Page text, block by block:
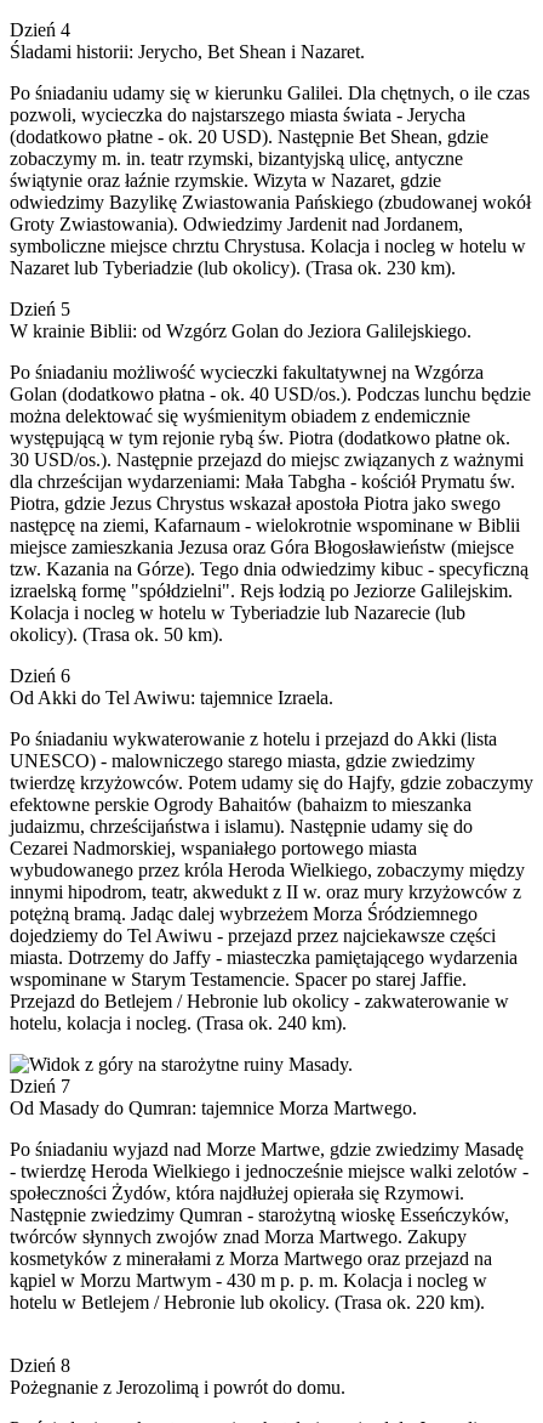
Dzień 4
Śladami historii: Jerycho, Bet Shean i Nazaret.
Po śniadaniu udamy się w kierunku Galilei. Dla chętnych, o ile czas
pozwoli, wycieczka do najstarszego miasta świata - Jerycha
(dodatkowo płatne - ok. 20 USD). Następnie Bet Shean, gdzie
zobaczymy m. in. teatr rzymski, bizantyjską ulicę, antyczne
świątynie oraz łaźnie rzymskie. Wizyta w Nazaret, gdzie
odwiedzimy Bazylikę Zwiastowania Pańskiego (zbudowanej wokół
Groty Zwiastowania). Odwiedzimy Jardenit nad Jordanem,
symboliczne miejsce chrztu Chrystusa. Kolacja i nocleg w hotelu w
Nazaret lub Tyberiadzie (lub okolicy). (Trasa ok. 230 km).
Dzień 5
W krainie Biblii: od Wzgórz Golan do Jeziora Galilejskiego.
Po śniadaniu możliwość wycieczki fakultatywnej na Wzgórza
Golan (dodatkowo płatna - ok. 40 USD/os.). Podczas lunchu będzie
można delektować się wyśmienitym obiadem z endemicznie
występującą w tym rejonie rybą św. Piotra (dodatkowo płatne ok.
30 USD/os.). Następnie przejazd do miejsc związanych z ważnymi
dla chrześcijan wydarzeniami: Mała Tabgha - kościół Prymatu św.
Piotra, gdzie Jezus Chrystus wskazał apostoła Piotra jako swego
następcę na ziemi, Kafarnaum - wielokrotnie wspominane w Biblii
miejsce zamieszkania Jezusa oraz Góra Błogosławieństw (miejsce
tzw. Kazania na Górze). Tego dnia odwiedzimy kibuc - specyficzną
izraelską formę "spółdzielni". Rejs łodzią po Jeziorze Galilejskim.
Kolacja i nocleg w hotelu w Tyberiadzie lub Nazarecie (lub
okolicy). (Trasa ok. 50 km).
Dzień 6
Od Akki do Tel Awiwu: tajemnice Izraela.
Po śniadaniu wykwaterowanie z hotelu i przejazd do Akki (lista
UNESCO) - malowniczego starego miasta, gdzie zwiedzimy
twierdzę krzyżowców. Potem udamy się do Hajfy, gdzie zobaczymy
efektowne perskie Ogrody Bahaitów (bahaizm to mieszanka
judaizmu, chrześcijaństwa i islamu). Następnie udamy się do
Cezarei Nadmorskiej, wspaniałego portowego miasta
wybudowanego przez króla Heroda Wielkiego, zobaczymy między
innymi hipodrom, teatr, akwedukt z II w. oraz mury krzyżowców z
potężną bramą. Jadąc dalej wybrzeżem Morza Śródziemnego
dojedziemy do Tel Awiwu - przejazd przez najciekawsze części
miasta. Dotrzemy do Jaffy - miasteczka pamiętającego wydarzenia
wspominane w Starym Testamencie. Spacer po starej Jaffie.
Przejazd do Betlejem / Hebronie lub okolicy - zakwaterowanie w
hotelu, kolacja i nocleg. (Trasa ok. 240 km).
Dzień 7
Od Masady do Qumran: tajemnice Morza Martwego.
Po śniadaniu wyjazd nad Morze Martwe, gdzie zwiedzimy Masadę
- twierdzę Heroda Wielkiego i jednocześnie miejsce walki zelotów -
społeczności Żydów, która najdłużej opierała się Rzymowi.
Następnie zwiedzimy Qumran - starożytną wioskę Esseńczyków,
twórców słynnych zwojów znad Morza Martwego. Zakupy
kosmetyków z minerałami z Morza Martwego oraz przejazd na
kąpiel w Morzu Martwym - 430 m p. p. m. Kolacja i nocleg w
hotelu w Betlejem / Hebronie lub okolicy. (Trasa ok. 220 km).
Dzień 8
Pożegnanie z Jerozolimą i powrót do domu.